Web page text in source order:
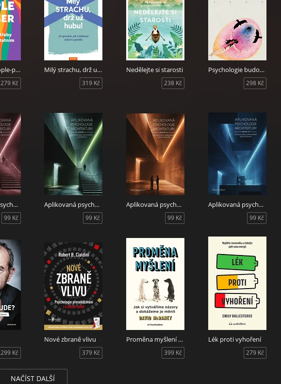
Nebuďte people-pleaser
279 Kč
Milý strachu, drž už hubu!
319 Kč
Nedělejte si starosti
238 Kč
Psychologie budoucnosti
298 Kč
Aplikovaná psychologie architektury - Kniha I.
99 Kč
Aplikovaná psychologie architektury - Kniha II.
99 Kč
Aplikovaná psychologie architektury - Kniha III.
99 Kč
Aplikovaná psychologie architektury - Kniha IV.
99 Kč
299 Kč
Nové zbraně vlivu
379 Kč
Proměna myšlení - Nová věda o víře, názoru a přesvědčování
399 Kč
Lék proti vyhoření
279 Kč
NAČÍST DALŠÍ